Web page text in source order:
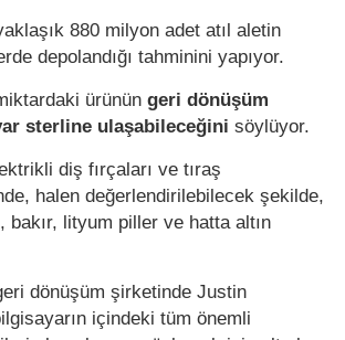
880 milyon adet atıl aletin
depolandığı tahminini yapıyor.
ürünün geri dönüşüm
sterline ulaşabileceğini söylüyor.
diş fırçaları ve tıraş
halen değerlendirilebilecek şekilde,
lityum piller ve hatta altın
dönüşüm şirketinde Justin
içindeki tüm önemli